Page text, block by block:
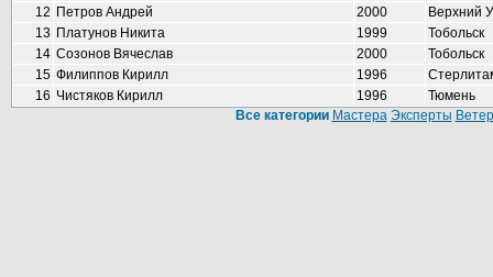
12 Петров Андрей 2000
Верхний
13 Платунов Никита 1999
Тобольск
14 Созонов Вячеслав 2000
Тобольск
15 Филиппов Кирилл 1996
16 Чистяков Кирилл 1996
Тюмень
Все категории Мастера Эксперты